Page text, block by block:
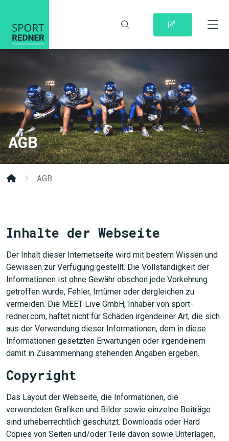
AGB
AGB
Inhalte der Webseite
Der Inhalt dieser Internetseite wird mit bestem Wissen und
Gewissen zur Verfügung gestellt. Die Vollständigkeit der
Informationen ist ohne Gewähr obschon jede Vorkehrung
getroffen wurde, Fehler, Irrtümer oder dergleichen zu
vermeiden. Die MEET Live GmbH, Inhaber von sport-
redner.com, haftet nicht für Schäden irgendeiner Art, die sich
aus der Verwendung dieser Informationen, dem in diese
Informationen gesetzten Erwartungen oder irgendeinem
damit in Zusammenhang stehenden Angaben ergeben.
Copyright
Das Layout der Webseite, die Informationen, die
verwendeten Grafiken und Bilder sowie einzelne Beiträge
sind urheberrechtlich geschützt. Downloads oder Hard
Copies von Seiten und/oder Teile davon sowie Unterlagen,